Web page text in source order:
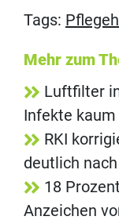
Tags:
Mehr zum
Luftfilter
Infekte
RKI
deutlich
18
Anzeichen